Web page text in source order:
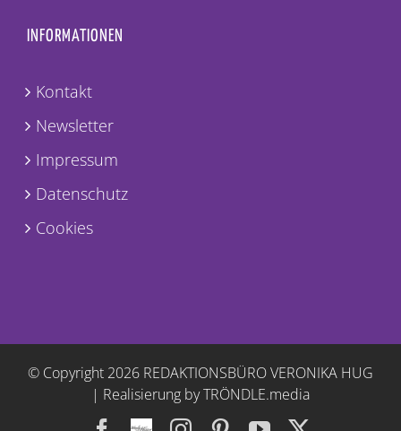
INFORMATIONEN
Kontakt
Newsletter
Impressum
Datenschutz
Cookies
© Copyright 2026 REDAKTIONSBÜRO VERONIKA HUG
| Realisierung by TRÖNDLE.media